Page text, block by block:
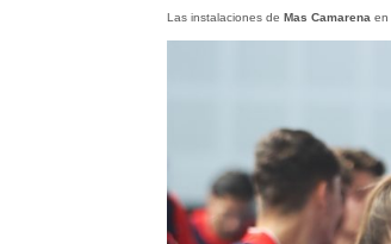
Las instalaciones de Mas Camarenaen